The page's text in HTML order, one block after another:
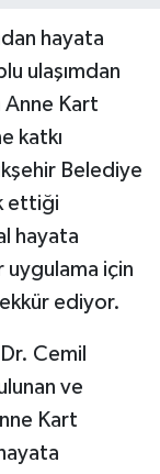
hayata
ulaşımdan
Anne Kart
katkı
Belediye
ettiği
hayata
uygulama için
ediyor.
Cemil
ve
Kart